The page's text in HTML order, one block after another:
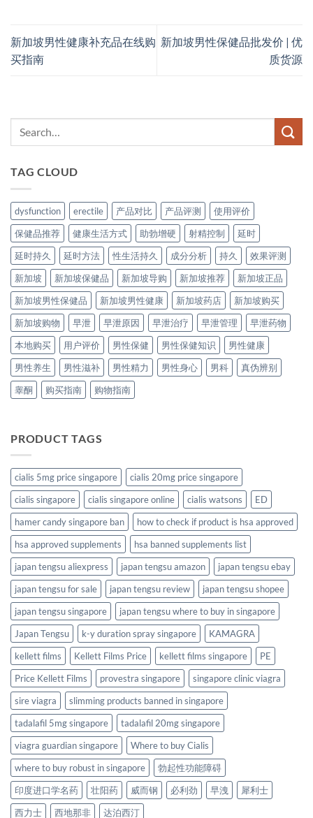
新加坡男性健康补充品在线购
买指南
新加坡男性保健品批发价 | 优
质货源
TAG CLOUD
dysfunction erectile 产品对比 产品评测
使用评价
保健品推荐
健康生活方式 助勃增硬 射精控制
延时
延时持久
延时方法 性生活持久 成分分析 持久
效果评测
新加坡
新加坡保健品 新加坡导购 新加坡推荐
新加坡正品
新加坡男性保健品
新加坡男性健康 新加坡药店
新加坡购买
新加坡购物
早泄 早泄原因 早泄治疗 早泄管理
早泄药物
本地购买
用户评价 男性保健 男性保健知识
男性健康
男性养生
男性滋补 男性精力 男性身心 男科
真伪辨别
睾酮
购买指南 购物指南
PRODUCT TAGS
cialis 5mg price singapore
cialis 20mg price singapore
cialis singapore
cialis singapore online cialis watsons
ED
hamer candy singapore ban
how to check if product is hsa approved
hsa approved supplements
hsa banned supplements list
japan tengsu aliexpress
japan tengsu amazon
japan tengsu ebay
japan tengsu for sale
japan tengsu review
japan tengsu shopee
japan tengsu singapore
japan tengsu where to buy in singapore
Japan Tengsu
k-y duration spray singapore
KAMAGRA
kellett films
Kellett Films Price kellett films singapore
PE
Price Kellett Films
provestra singapore
singapore clinic viagra
sire viagra
slimming products banned in singapore
tadalafil 5mg singapore
tadalafil 20mg singapore
viagra guardian singapore
Where to buy Cialis
where to buy robust in singapore
勃起性功能障碍
印度进口学名药
壮阳药 威而钢 必利劲 早洩
犀利士
西力士
西地那非 达泊西汀